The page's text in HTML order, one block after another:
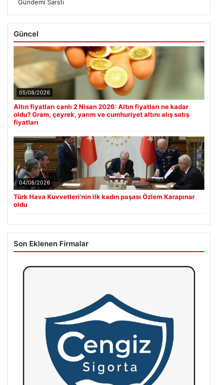
Gündemi Sarstı
Güncel
05/08/2026
Altın fiyatları canlı 2 Nisan 2026: Altın fiyatları ne kadar
oldu? Gram, çeyrek, yarım ve cumhuriyet altını alış satış
fiyatları
04/08/2026
Türk Hava Kuvvetleri’nin ilk kadın paşası Özlem Karapınar
oldu
Son Eklenen Firmalar